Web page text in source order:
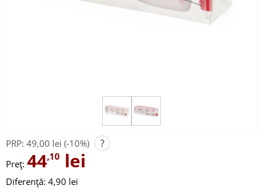
PRP: 49,00 lei (-10%) ?
Preț: 44,10 lei
Diferență: 4,90 lei